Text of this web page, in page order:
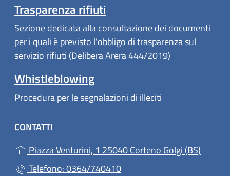
Trasparenza rifiuti
Sezione dedicata alla consultazione dei documenti
per i quali è previsto l'obbligo di trasparenza sul
servizio rifiuti (Delibera Arera 444/2019)
Whistleblowing
Procedura per le segnalazioni di illeciti
CONTATTI
Piazza Venturini, 1 25040 Corteno Golgi (BS)
Telefono: 0364/740410